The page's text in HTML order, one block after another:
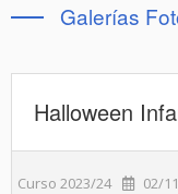
Galerías
Halloween
Curso 2023/24 02/